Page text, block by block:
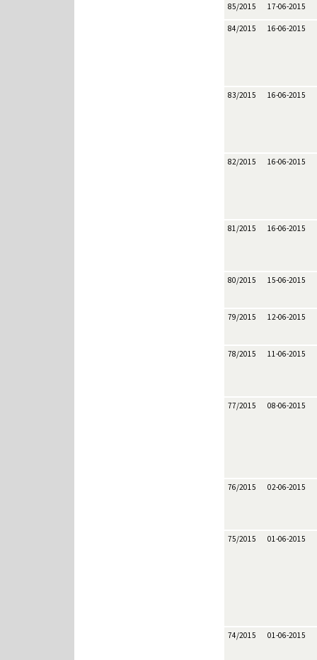
85/2015 17-06-2015
84/2015 16-06-2015
83/2015 16-06-2015
82/2015 16-06-2015
81/2015 16-06-2015
80/2015 15-06-2015
79/2015 12-06-2015
78/2015 11-06-2015
77/2015 08-06-2015
76/2015 02-06-2015
75/2015 01-06-2015
74/2015 01-06-2015